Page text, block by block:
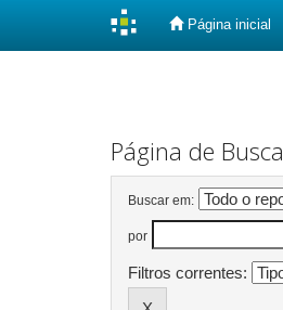
Página inicial
Página de Busca
Buscar em:
por
Filtros correntes: